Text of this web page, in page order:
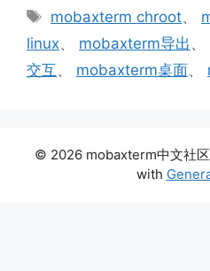
标
mobaxterm chroot、
linux、 mobaxterm导出 、
交互、 mobaxterm桌面、
© 2026 mobaxterm中文社
with